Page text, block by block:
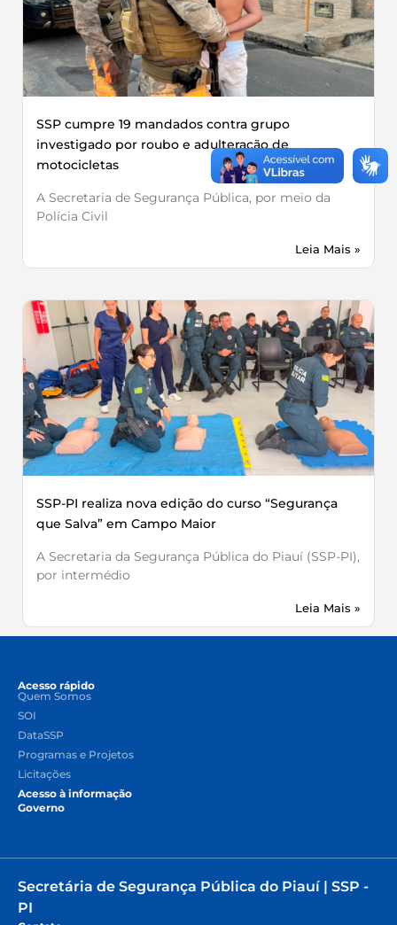
SSP cumpre 19 mandados contra grupo
investigado por roubo e adulteração de
motocicletas
A Secretaria de Segurança Pública, por meio da
Polícia Civil
Leia Mais »
SSP-PI realiza nova edição do curso “Segurança
que Salva” em Campo Maior
A Secretaria da Segurança Pública do Piauí (SSP-PI),
por intermédio
Leia Mais »
Acesso rápido
Quem Somos
SOI
DataSSP
Programas e Projetos
Licitações
Acesso à informação
Governo
Secretária de Segurança Pública do Piauí | SSP -
PI